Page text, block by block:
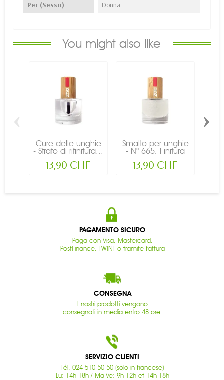
Per (Sesso) Donna
You might also like
Cure delle unghie
- Strato di rifinitura...
13,90 CHF
Smalto per unghie
- N° 665, Finitura
13,90 CHF
‹ ›
PAGAMENTO SICURO
Paga con Visa, Mastercard,
PostFinance, TWINT o tramite fattura
CONSEGNA
I nostri prodotti vengono
consegnati in media entro 48 ore.
SERVIZIO CLIENTI
Tél. 024 510 50 50 (solo in francese)
Lu: 14h-18h / Ma-Ve: 9h-12h et 14h-18h